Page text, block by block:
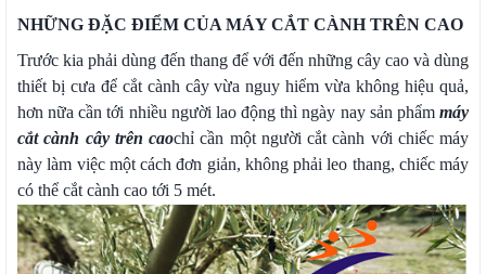
NHỮNG ĐẶC ĐIỂM CỦA MÁY CẮT CÀNH TRÊN CAO
Trước kia phải dùng đến thang để với đến những cây cao và dùng
thiết bị cưa để cắt cành cây vừa nguy hiểm vừa không hiệu quả,
hơn nữa cần tới nhiều người lao động thì ngày nay sản phẩm máy
cắt cành cây trên caochỉ cần một người cắt cành với chiếc máy
này làm việc một cách đơn giản, không phải leo thang, chiếc máy
có thể cắt cành cao tới 5 mét.